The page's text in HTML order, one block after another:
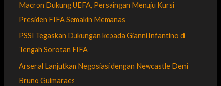
Macron Dukung UEFA, Persaingan Menuju Kursi
Presiden FIFA Semakin Memanas
PSSI Tegaskan Dukungan kepada Gianni Infantino di
Tengah Sorotan FIFA
Arsenal Lanjutkan Negosiasi dengan Newcastle Demi
Bruno Guimaraes